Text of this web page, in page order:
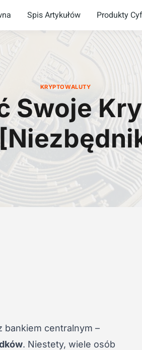
Spis Artykułów Produkty
KRYPTOWALUTY
Swoje
bankiem centralnym –
. Niestety, wiele osób